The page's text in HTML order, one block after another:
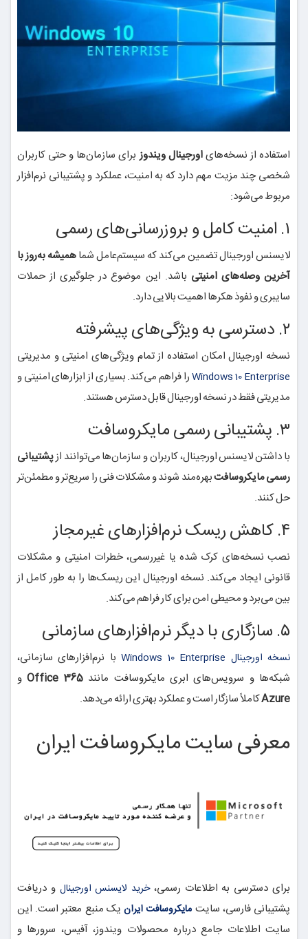
استفاده از نسخه‌هایاورجینال ویندوزبرای سازمان‌ها و حتی کاربران
شخصی چند مزیت مهم دارد که به امنیت، عملکرد و پشتیبانی نرم‌افزار
مربوط می‌شود:
۱. امنیت کامل و بروزرسانی‌های رسمی
لایسنس اورجینال تضمین می‌کند که سیستم‌عامل شماهمیشه به‌روز با
آخرین وصله‌های امنیتی باشد. این موضوع در جلوگیری از حملات
سایبری و نفوذ هکرها اهمیت بالایی دارد.
۲. دسترسی به ویژگی‌های پیشرفته
نسخه اورجینال امکان استفاده از تمام ویژگی‌های امنیتی و مدیریتی
Windows 10 Enterpriseرا فراهم می‌کند. بسیاری از ابزارهای امنیتی و
مدیریتی فقط در نسخه اورجینال قابل دسترس هستند.
۳. پشتیبانی رسمی مایکروسافت
با داشتن لایسنس اورجینال، کاربران و سازمان‌ها می‌توانند ازپشتیبانی
رسمی مایکروسافتبهره‌مند شوند و مشکلات فنی را سریع‌تر و مطمئن‌تر
حل کنند.
۴. کاهش ریسک نرم‌افزارهای غیرمجاز
نصب نسخه‌های کرک شده یا غیررسمی، خطرات امنیتی و مشکلات
قانونی ایجاد می‌کند. نسخه اورجینال این ریسک‌ها را به طور کامل از
بین می‌برد و محیطی امن برای کار فراهم می‌کند.
۵. سازگاری با دیگر نرم‌افزارهای سازمانی
نسخه اورجینال Windows 10 Enterprise
با نرم‌افزارهای سازمانی،
شبکه‌ها و سرویس‌های ابری مایکروسافت مانندOffice 365و
Azureکاملاً سازگار است و عملکرد بهتری ارائه می‌دهد.
معرفی سایت مایکروسافت ایران
برای دسترسی به اطلاعات رسمی،خرید لایسنس اورجینال و دریافت
پشتیبانی فارسی، سایت مایکروسافت ایران یک منبع معتبر است. این
سایت اطلاعات جامع درباره محصولات ویندوز، آفیس، سرورها و